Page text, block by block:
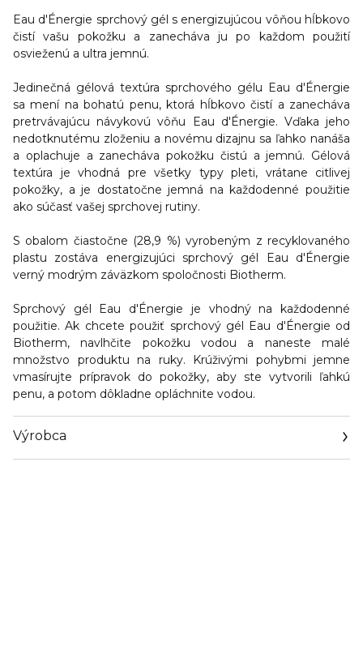
Eau d'Énergie sprchový géls energizujúcou vôňou hĺbkovo
čistí vašu pokožku a zanecháva ju po každom použití
osvieženú a ultra jemnú.
Jedinečná gélová textúra sprchového gélu Eau d'Énergie
sa mení na bohatú penu, ktorá hĺbkovo čistí a zanecháva
pretrvávajúcu návykovú vôňu Eau d'Énergie. Vďaka jeho
nedotknutému zloženiu a novému dizajnu sa ľahko nanáša
a oplachuje a zanecháva pokožku čistú a jemnú. Gélová
textúra je vhodná pre všetky typy pleti, vrátane citlivej
pokožky, a je dostatočne jemná na každodenné použitie
ako súčasť vašej sprchovej rutiny.
S obalom čiastočne (28,9 %) vyrobeným z recyklovaného
plastu zostáva energizujúci sprchový gél Eau d'Énergie
verný modrým záväzkom spoločnosti Biotherm.
Sprchový gél Eau d'Énergie je vhodný na každodenné
použitie. Ak chcete použiť sprchový gél Eau d'Énergie od
Biotherm, navlhčite pokožku vodou a naneste malé
množstvo produktu na ruky. Krúživými pohybmi jemne
vmasírujte prípravok do pokožky, aby ste vytvorili ľahkú
penu, a potom dôkladne opláchnite vodou.
Výrobca